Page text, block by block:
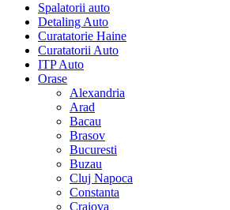
Spalatorii auto
Detaling Auto
Curatatorie Haine
Curatatorii Auto
ITP Auto
Orase
Alexandria
Arad
Bacau
Brasov
Bucuresti
Buzau
Cluj Napoca
Constanta
Craiova